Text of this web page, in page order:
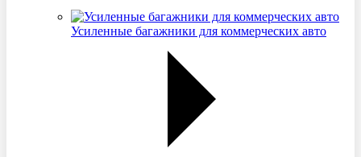
Усиленные багажники для коммерческих авто